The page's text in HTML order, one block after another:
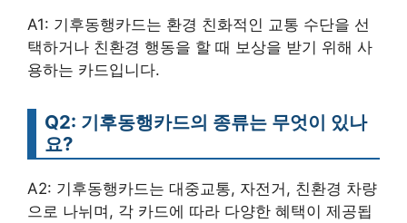
A1: 기후동행카드는 환경 친화적인 교통 수단을 선
택하거나 친환경 행동을 할 때 보상을 받기 위해 사
용하는 카드입니다.
Q2: 기후동행카드의 종류는 무엇이 있나
요?
A2: 기후동행카드는 대중교통, 자전거, 친환경 차량
으로 나뉘며, 각 카드에 따라 다양한 혜택이 제공됩